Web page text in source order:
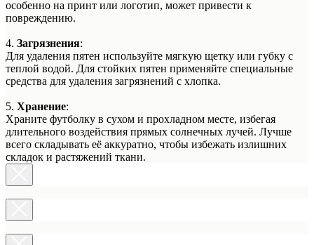
особенно на принт или логотип, может привести к
повреждению.
4. Загрязнения:
Для удаления пятен используйте мягкую щетку или губку с
теплой водой. Для стойких пятен применяйте специальные
средства для удаления загрязнений с хлопка.
5. Хранение:
Храните футболку в сухом и прохладном месте, избегая
длительного воздействия прямых солнечных лучей. Лучше
всего складывать её аккуратно, чтобы избежать излишних
складок и растяжений ткани.